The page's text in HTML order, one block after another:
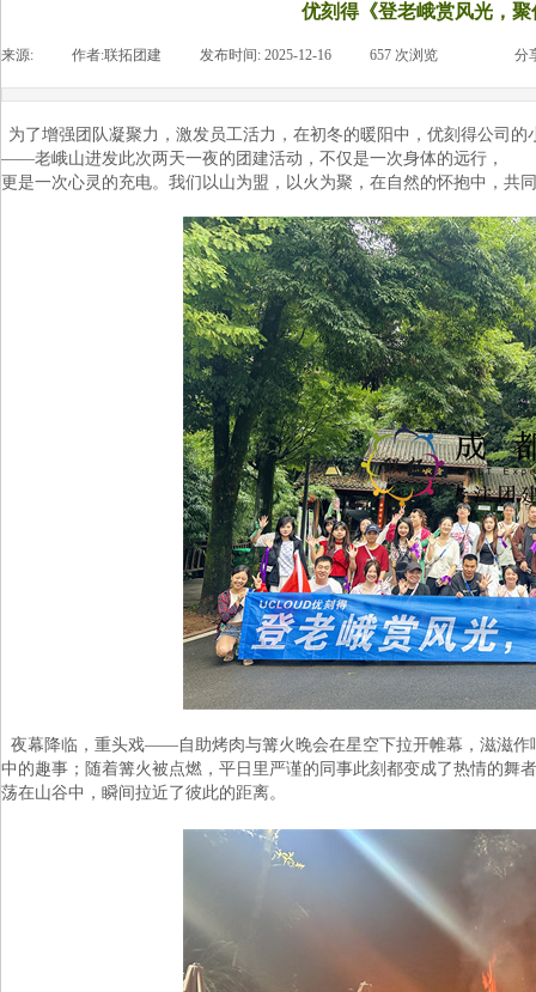
优刻得《登老峨赏风光，
来源: 作者:联拓团建 发布时间: 2025-12-16 657 次浏览 分
为了增强团队凝聚力，激发员工活力，在初冬的暖阳中，优刻得公司
——老峨山进发此次两天一夜的 团建活动 ，不仅是一次身体的远行，
更是一次心灵的充电。我们以山为盟，以火为聚，在自然的怀抱中，共
夜幕降临，重头戏——自助烤肉与篝火晚会在星空下拉开帷幕，滋滋
中的趣事；随着篝火被点燃，平日里严谨的同事此刻都变成了热情的舞
荡在山谷中，瞬间拉近了彼此的距离。